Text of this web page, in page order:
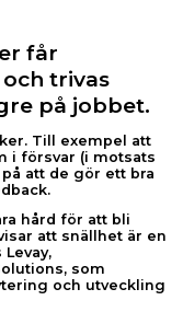
får
trivas
på jobbet.
Till exempel att
i försvar (i motsats
att de gör ett bra
hård för att bli
att snällhet är en
som
och utveckling